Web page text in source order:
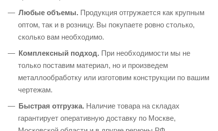
Любые объемы. Продукция отгружается как крупным
оптом, так и в розницу. Вы покупаете ровно столько,
сколько вам необходимо.
Комплексный подход. При необходимости мы не
только поставим материал, но и произведем
металлообработку или изготовим конструкции по вашим
чертежам.
Быстрая отгрузка. Наличие товара на складах
гарантирует оперативную доставку по Москве,